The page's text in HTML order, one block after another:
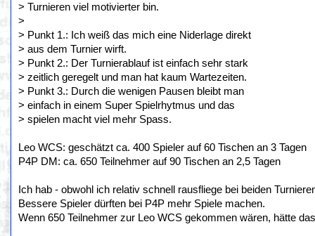
> Turnieren viel motivierter bin.
>
> Punkt 1.: Ich weiß das mich eine Niderlage direkt
> aus dem Turnier wirft.
> Punkt 2.: Der Turnierablauf ist einfach sehr stark
> zeitlich geregelt und man hat kaum Wartezeiten.
> Punkt 3.: Durch die wenigen Pausen bleibt man
> einfach in einem Super Spielrhytmus und das
> spielen macht viel mehr Spass.
Leo WCS: geschätzt ca. 400 Spieler auf 60 Tischen an 3 Tagen
P4P DM: ca. 650 Teilnehmer auf 90 Tischen an 2,5 Tagen
Ich hab - obwohl ich relativ schnell rausfliege bei beiden
Bessere Spieler dürften bei P4P mehr Spiele machen.
Wenn 650 Teilnehmer zur Leo WCS gekommen wären, hätte